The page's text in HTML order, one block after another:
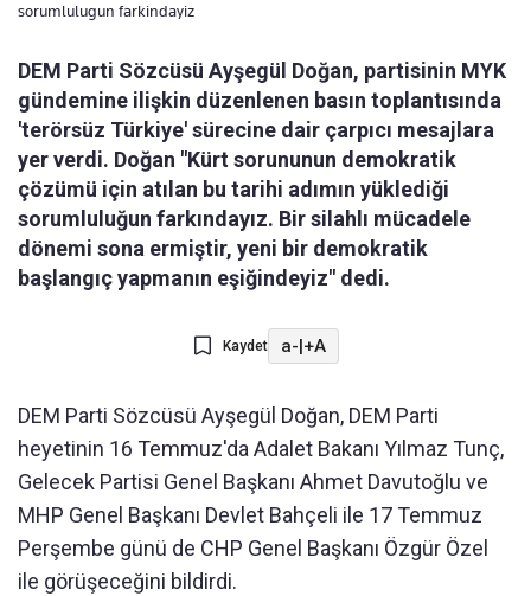
sorumlulugun farkindayiz
DEM Parti Sözcüsü Ayşegül Doğan, partisinin MYK
gündemine ilişkin düzenlenen basın toplantısında
'terörsüz Türkiye' sürecine dair çarpıcı mesajlara
yer verdi. Doğan "Kürt sorununun demokratik
çözümü için atılan bu tarihi adımın yüklediği
sorumluluğun farkındayız. Bir silahlı mücadele
dönemi sona ermiştir, yeni bir demokratik
başlangıç yapmanın eşiğindeyiz" dedi.
Kaydet a-|+A
DEM Parti Sözcüsü Ayşegül Doğan, DEM Parti
heyetinin 16 Temmuz'da Adalet Bakanı Yılmaz Tunç,
Gelecek Partisi Genel Başkanı Ahmet Davutoğlu ve
MHP Genel Başkanı Devlet Bahçeli ile 17 Temmuz
Perşembe günü de CHP Genel Başkanı Özgür Özel
ile görüşeceğini bildirdi.